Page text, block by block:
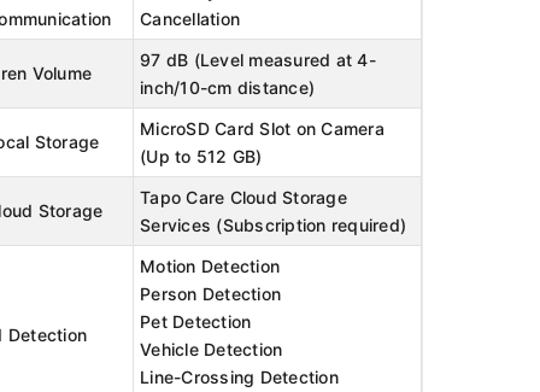
Cancellation
Volume
97 dB (Level measured at 4-
inch/10-cm distance)
Storage
MicroSD Card Slot on Camera
(Up to 512 GB)
Storage
Tapo Care Cloud Storage
Services (Subscription required)
Detection
Motion Detection
Person Detection
Pet Detection
Vehicle Detection
Line-Crossing Detection